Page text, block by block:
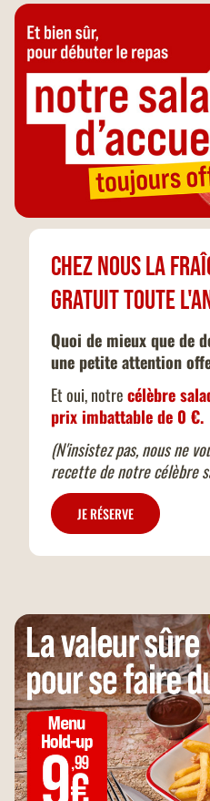
Chez nous la
gratuit toute
Quoi de mieux que de
une petite attention
Et oui, notrecélèbre
prix imbattable de 0 €.
(N'insistez pas, nous ne
recette de notre célèbre
JE RÉSERVE